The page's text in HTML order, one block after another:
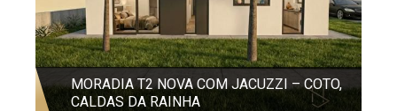
MORADIA T2 NOVA COM JACUZZI – COTO,
CALDAS DA RAINHA